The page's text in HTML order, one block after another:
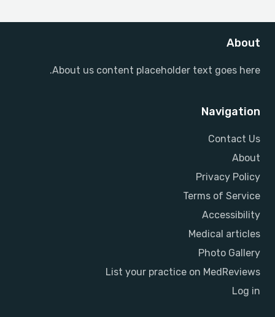
About
About us content placeholder text goes here.
Navigation
Contact Us
About
Privacy Policy
Terms of Service
Accessibility
Medical articles
Photo Gallery
List your practice on MedReviews
Log in